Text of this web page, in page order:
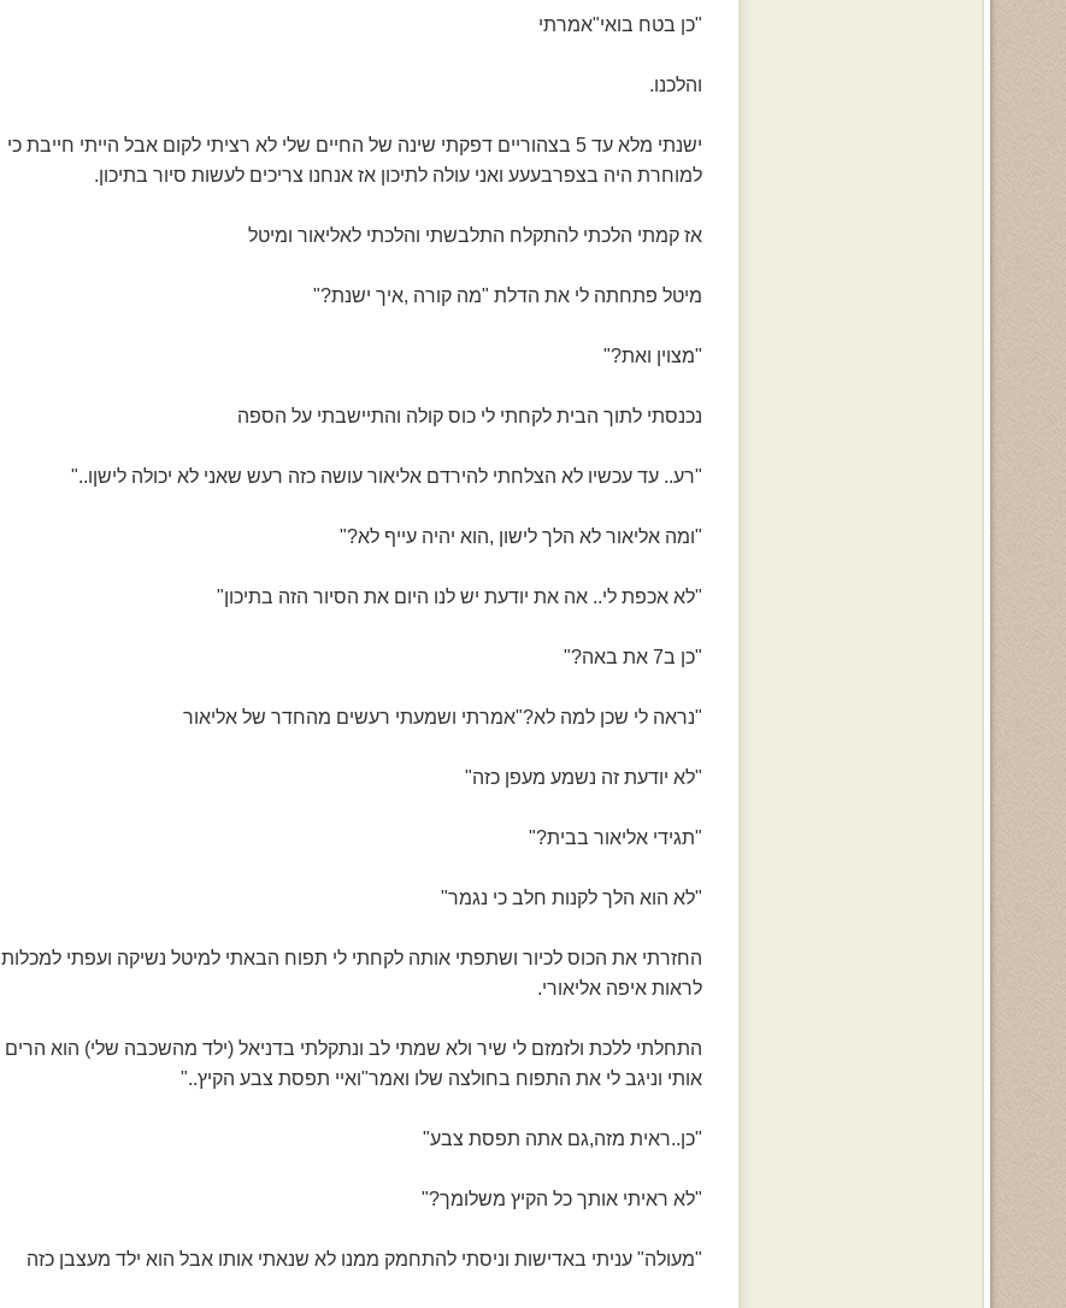
"כן בטח בואי"אמרתי
והלכנו.
ישנתי מלא עד 5 בצהוריים דפקתי שינה של החיים שלי לא רציתי לקום אבל הייתי חייבת כי
למוחרת היה בצפרבעעע ואני עולה לתיכון אז אנחנו צריכים לעשות סיור בתיכון.
אז קמתי הלכתי להתקלח התלבשתי והלכתי לאליאור ומיטל
מיטל פתחתה לי את הדלת "מה קורה ,איך ישנת?"
"מצוין ואת?"
נכנסתי לתוך הבית לקחתי לי כוס קולה והתיישבתי על הספה
"רע.. עד עכשיו לא הצלחתי להירדם אליאור עושה כזה רעש שאני לא יכולה לישןו.."
"ומה אליאור לא הלך לישון ,הוא יהיה עייף לא?"
"לא אכפת לי.. אה את יודעת יש לנו היום את הסיור הזה בתיכון"
"כן ב7 את באה?"
"נראה לי שכן למה לא?"אמרתי ושמעתי רעשים מהחדר של אליאור
"לא יודעת זה נשמע מעפן כזה"
"תגידי אליאור בבית?"
"לא הוא הלך לקנות חלב כי נגמר"
החזרתי את הכוס לכיור ושתפתי אותה לקחתי לי תפוח הבאתי למיטל נשיקה ועפתי למכלות
לראות איפה אליאורי.
התחלתי ללכת ולזמזם לי שיר ולא שמתי לב ונתקלתי בדניאל (ילד מהשכבה שלי) הוא הרים
אותי וניגב לי את התפוח בחולצה שלו ואמר"ואיי תפסת צבע הקיץ.."
"כן..ראית מזה,גם אתה תפסת צבע"
"לא ראיתי אותך כל הקיץ משלומך?"
"מעולה" עניתי באדישות וניסתי להתחמק ממנו לא שנאתי אותו אבל הוא ילד מעצבן כזה